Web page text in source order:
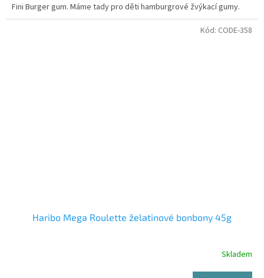
Fini Burger gum. Máme tady pro děti hamburgrové žvýkací gumy.
Haribo Mega Roulette želatinové bonbony 45g
Skladem
Kód: CODE-358